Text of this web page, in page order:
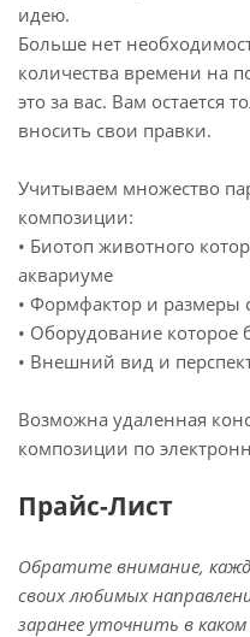
идею.
Больше нет
количества времени на
это за вас. Вам остается
вносить свои правки.
Учитываем множество
композиции:
• Биотоп животного
аквариуме
• Формфактор и размеры
• Оборудование которое
• Внешний вид и
Возможна удаленная
композиции по
Прайс-Лист
Обратите внимание,
своих любимых
заранее уточнить в